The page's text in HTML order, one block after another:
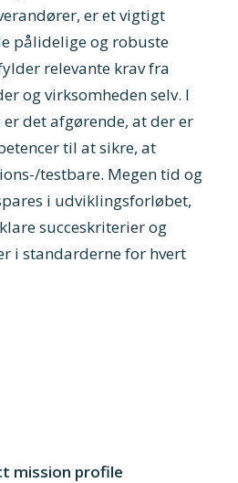
er et vigtigt
pålidelige og robuste
relevante krav fra
og virksomheden selv. I
det afgørende, at der er
til at sikre, at
testbare. Megen tid og
i udviklingsforløbet,
succeskriterier og
i standarderne for hvert
mission profile